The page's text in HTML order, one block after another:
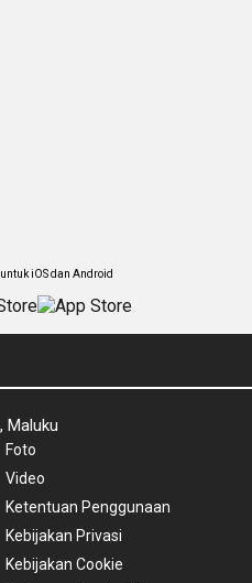
iOS dan Android
Maluku
Foto
Video
Ketentuan Penggunaan
Kebijakan Privasi
Kebijakan Cookie